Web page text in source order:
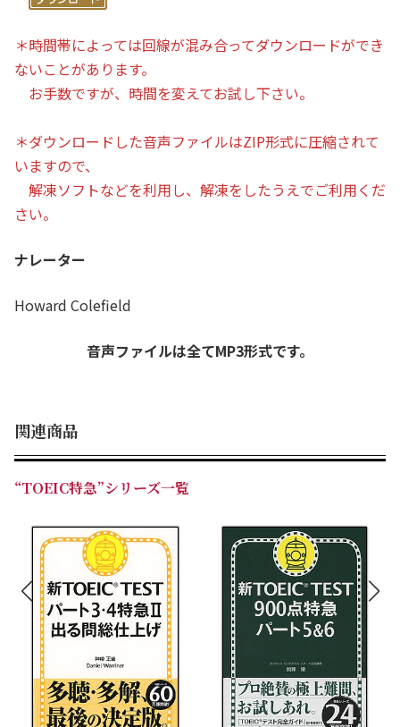
＊時間帯によっては回線が混み合ってダウンロードができ
ないことがあります。
お手数ですが、時間を変えてお試し下さい。
＊ダウンロードした音声ファイルはZIP形式に圧縮されて
いますので、
解凍ソフトなどを利用し、解凍をしたうえでご利用くだ
さい。
ナレーター
Howard Colefield
音声ファイルは全てMP3形式です。
関連商品
“TOEIC特急”シリーズ一覧